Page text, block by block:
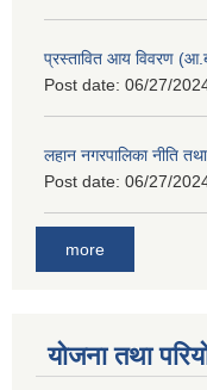
प्रस्तावित आय विवरण
Post date: 06/27/
लहान नगरपालिका नीति
Post date: 06/27/
more
योजना तथा